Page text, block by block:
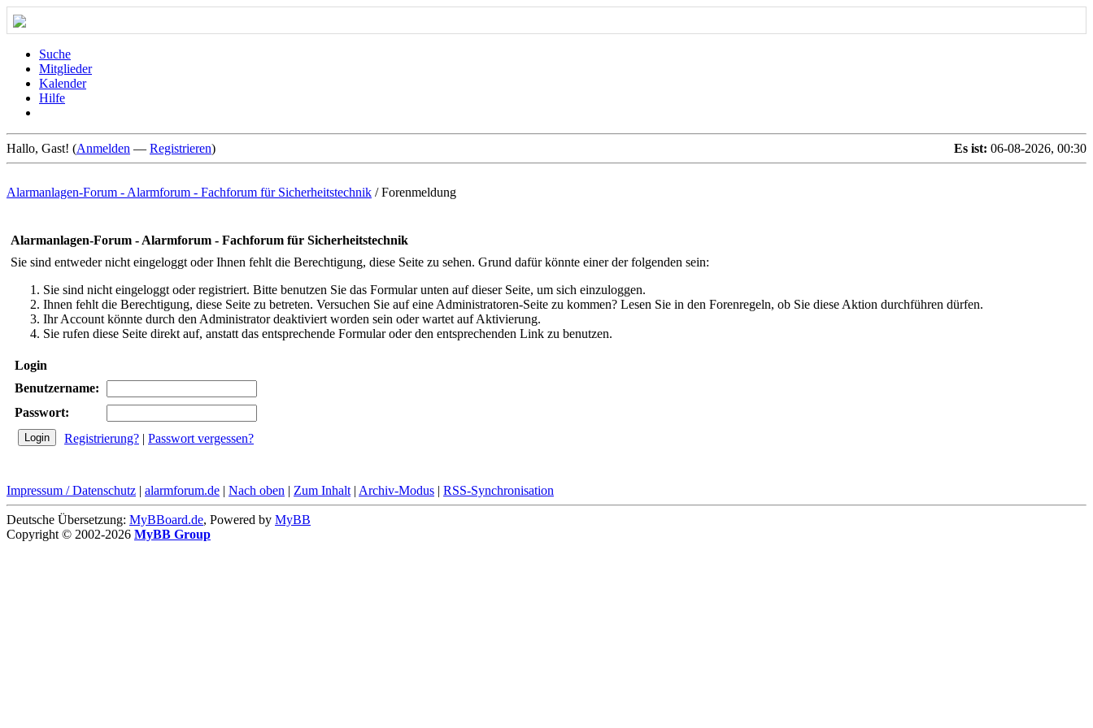
Suche
Mitglieder
Kalender
Hilfe
Es ist: 06-08-2026, 00:30
Hallo, Gast! (Anmelden — Registrieren)
Alarmanlagen-Forum - Alarmforum - Fachforum für Sicherheitstechnik /Forenmeldung
Alarmanlagen-Forum - Alarmforum - Fachforum für Sicherheitstechnik
Sie sind entweder nicht eingeloggt oder Ihnen fehlt die Berechtigung, diese Seite zu sehen. Grund dafür könnte einer der folgenden sein:
Sie sind nicht eingeloggt oder registriert. Bitte benutzen Sie das Formular unten auf dieser Seite, um sich einzuloggen.
Ihnen fehlt die Berechtigung, diese Seite zu betreten. Versuchen Sie auf eine Administratoren-Seite zu kommen? Lesen Sie in den Forenregeln, ob Sie diese Aktion durchführen dürfen.
Ihr Account könnte durch den Administrator deaktiviert worden sein oder wartet auf Aktivierung.
Sie rufen diese Seite direkt auf, anstatt das entsprechende Formular oder den entsprechenden Link zu benutzen.
Login
Benutzername:
Passwort:
Registrierung? | Passwort vergessen?
Impressum / Datenschutz | alarmforum.de | Nach oben | Zum Inhalt | Archiv-Modus | RSS-Synchronisation
Deutsche Übersetzung: MyBBoard.de, Powered by MyBB
Copyright © 2002-2026 MyBB Group